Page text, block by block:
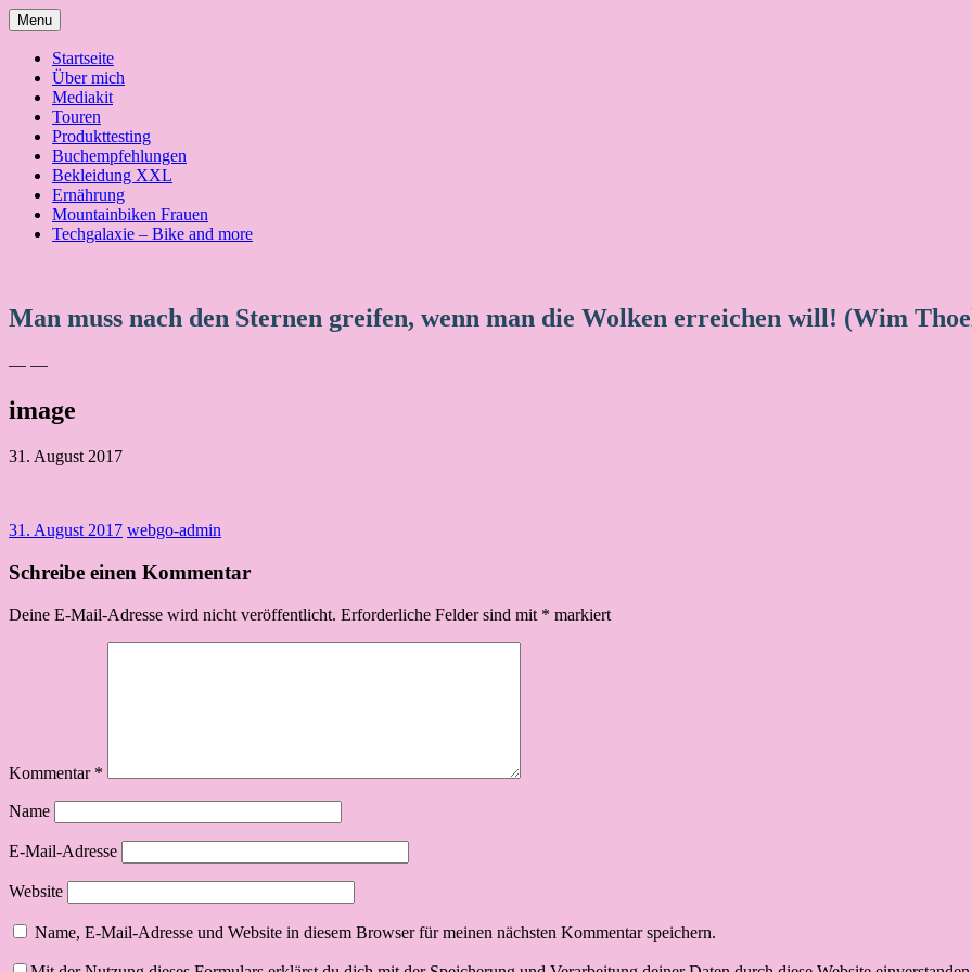
Skip
to
content
Menu
Startseite
Über mich
Mediakit
Touren
Produkttesting
Buchempfehlungen
Bekleidung XXL
Ernährung
Mountainbiken Frauen
Techgalaxie – Bike and more
Man muss nach den Sternen greifen, wenn man die Wolken erreichen will! (Wim
— —
image
31. August 2017
31. August 2017 webgo-admin
Schreibe einen Kommentar
Deine E-Mail-Adresse wird nicht veröffentlicht. Erforderliche Felder sind mit * markiert
Kommentar *
Name
E-Mail-Adresse
Website
Name, E-Mail-Adresse und Website in diesem Browser für meinen nächsten Kommentar speichern.